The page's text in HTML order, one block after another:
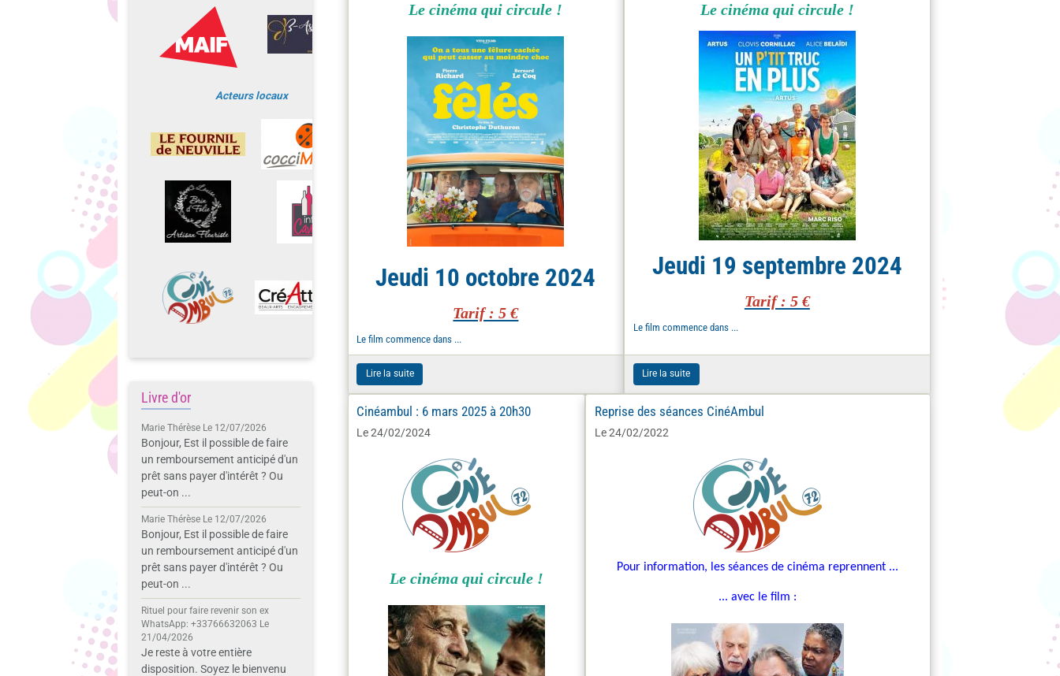
Le cinéma qui circule !
Jeudi 10 octobre 2024
Tarif : 5 €
Le film commence dans ...
Lire la suite
Le cinéma qui circule !
Jeudi 19 septembre 2024
Tarif : 5 €
Le film commence dans ...
Lire la suite
Cinéambul : 6 mars 2025 à 20h30
Le 24/02/2024
Le cinéma qui circule !
Reprise des séances CinéAmbul
Le 24/02/2022
Pour information, les séances de cinéma reprennent ...
... avec le film :
Acteurs locaux
Livre d'or
Marie Thérèse Le 12/07/2026
Bonjour, Est il possible de faire
un remboursement anticipé d'un
prêt sans payer d'intérêt ? Ou
peut-on ...
Marie Thérèse Le 12/07/2026
Bonjour, Est il possible de faire
un remboursement anticipé d'un
prêt sans payer d'intérêt ? Ou
peut-on ...
Rituel pour faire revenir son ex
WhatsApp: +33766632063 Le
21/04/2026
Je reste à votre entière
disposition. Soyez le bienvenu